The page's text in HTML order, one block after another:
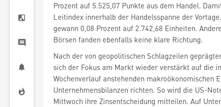
Prozent auf 5.525,07 Punkte aus dem Handel.
Leitindex innerhalb der Handelsspanne der
gewann 0,08 Prozent auf 2.742,68 Einheiten.
Börsen fanden ebenfalls keine klare Richtung.
Nach der von geopolitischen Schlagzeilen
sich der Fokus am Markt wieder verstärkt auf die
Wochenverlauf anstehenden makroökonomischen
Unternehmensbilanzen richten. So wird die US-
Mittwoch ihre Zinsentscheidung mitteilen. Auf